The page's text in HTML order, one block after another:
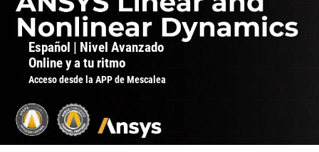
Español | Nivel Avanzado
Online y a tu ritmo
Acceso desde la APP de Mescalea